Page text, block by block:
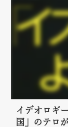
イデオロギ
国」のテロ